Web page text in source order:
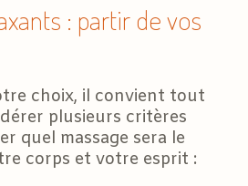
: partir de vos
choix, il convient tout
plusieurs critères
quel massage sera le
corps et votre esprit :